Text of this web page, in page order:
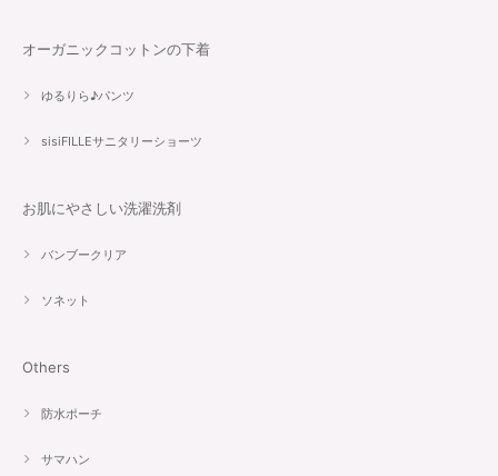
オーガニックコットンの下着
ゆるりら♪パンツ
sisiFILLEサニタリーショーツ
お肌にやさしい洗濯洗剤
バンブークリア
ソネット
Others
防水ポーチ
サマハン